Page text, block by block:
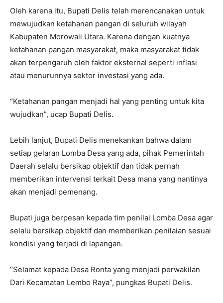
Oleh karena itu, Bupati Delis telah merencanakan untuk
mewujudkan ketahanan pangan di seluruh wilayah
Kabupaten Morowali Utara. Karena dengan kuatnya
ketahanan pangan masyarakat, maka masyarakat tidak
akan terpengaruh oleh faktor eksternal seperti inflasi
atau menurunnya sektor investasi yang ada.
“Ketahanan pangan menjadi hal yang penting untuk kita
wujudkan”, ucap Bupati Delis.
Lebih lanjut, Bupati Delis menekankan bahwa dalam
setiap gelaran Lomba Desa yang ada, pihak Pemerintah
Daerah selalu bersikap objektif dan tidak pernah
memberikan intervensi terkait Desa mana yang nantinya
akan menjadi pemenang.
Bupati juga berpesan kepada tim penilai Lomba Desa agar
selalu bersikap objektif dan memberikan penilaian sesuai
kondisi yang terjadi di lapangan.
“Selamat kepada Desa Ronta yang menjadi perwakilan
Dari Kecamatan Lembo Raya”, pungkas Bupati Delis.